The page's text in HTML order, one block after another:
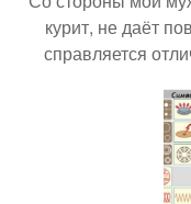
курит, не даёт
справляется